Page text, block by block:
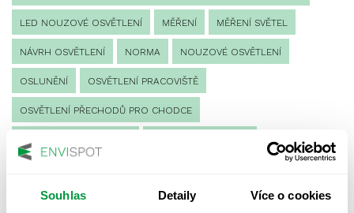
Souhlas Detaily Více o cookies
LED NOUZOVÉ OSVĚTLENÍ MĚŘENÍ MĚŘENÍ SVĚTEL
NÁVRH OSVĚTLENÍ NORMA NOUZOVÉ OSVĚTLENÍ
OSLUNĚNÍ OSVĚTLENÍ PRACOVIŠTĚ
OSVĚTLENÍ PŘECHODŮ PRO CHODCE
PROVOZNÍ DENÍK NOUZOVÉHO OSVĚTLENÍ